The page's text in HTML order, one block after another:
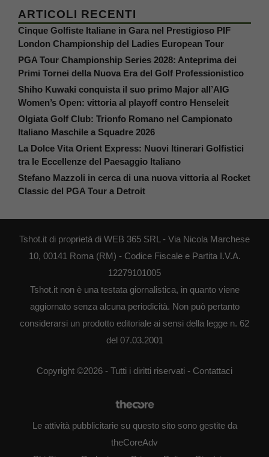
ARTICOLI RECENTI
Cinque Golfiste Italiane in Gara nel Prestigioso PIF
London Championship del Ladies European Tour
PGA Tour Championship Series 2028: Anteprima dei
Primi Tornei della Nuova Era del Golf Professionistico
Shiho Kuwaki conquista il suo primo Major all’AIG
Women’s Open: vittoria al playoff contro Henseleit
Olgiata Golf Club: Trionfo Romano nel Campionato
Italiano Maschile a Squadre 2026
La Dolce Vita Orient Express: Nuovi Itinerari Golfistici
tra le Eccellenze del Paesaggio Italiano
Stefano Mazzoli in cerca di una nuova vittoria al Rocket
Classic del PGA Tour a Detroit
Tshot.it di proprietà di WEB 365 SRL - Via Nicola Marchese
10, 00141 Roma (RM) - Codice Fiscale e Partita I.V.A.
12279101005
Tshot.it non è una testata giornalistica, in quanto viene
aggiornato senza alcuna periodicità. Non può pertanto
considerarsi un prodotto editoriale ai sensi della legge n. 62
del 07.03.2001
Copyright ©2026 - Tutti i diritti riservati - Contattaci
Le attività pubblicitarie su questo sito sono gestite da
theCoreAdv